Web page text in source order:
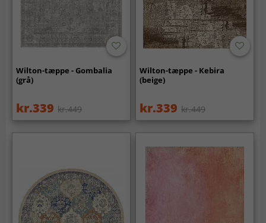
Wilton-tæppe - Gombalia
(grå)
kr.339 kr.449
Wilton-tæppe - Kebira
(beige)
kr.339 kr.449